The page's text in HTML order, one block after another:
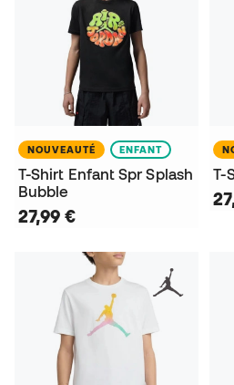
NOUVEAUTÉ ENFANT
T-Shirt Enfant Spr Splash
Bubble
27,99 €
T-